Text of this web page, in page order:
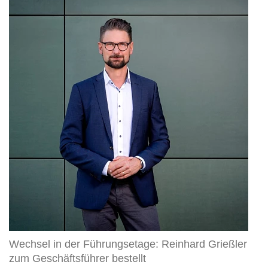
Wechsel in der Führungsetage: Reinhard Grießler
zum Geschäftsführer bestellt